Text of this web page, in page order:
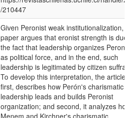
/210447
Given Peronist weak institutionalization,
paper argues that eronist strength is due
the fact that leadership organizes
as political force, and in the end, such
leadership is legitimated by citizen
To develop this interpretation, the article,
first, describes how Perón's charismatic
leadership leads and builds Peronist
organization; and second, it analyzes how
Menem and Kirchner's charismatic